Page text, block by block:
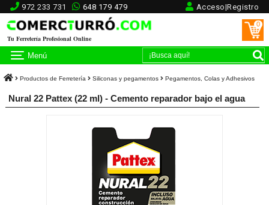
972 233 731 648 179 479 Acceso|Registro
Tu Ferretería Profesional Online
0
Menú
Productos de Ferretería Siliconas y pegamentos Pegamentos, Colas y Adhesivos
Nural 22 Pattex (22 ml) - Cemento reparador bajo el agua